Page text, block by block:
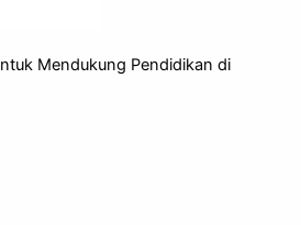
Mendukung Pendidikan di